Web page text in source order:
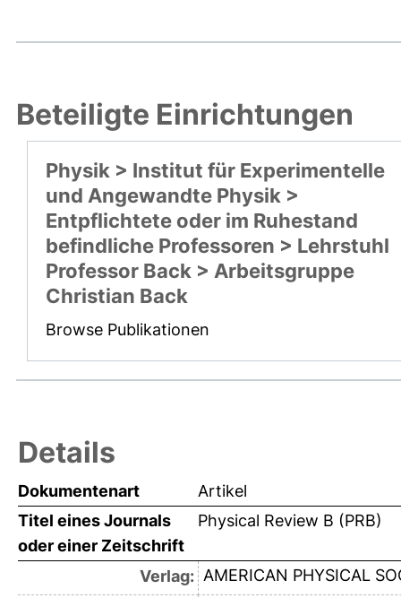
Beteiligte Einrichtungen
Physik > Institut für Experimentelle
und Angewandte Physik >
Entpflichtete oder im Ruhestand
befindliche Professoren > Lehrstuhl
Professor Back > Arbeitsgruppe
Christian Back
Browse Publikationen
Details
Dokumentenart
Artikel
Titel eines Journals
oder einer Zeitschrift
Physical Review B (PRB)
Verlag: AMERICAN PHYSICAL